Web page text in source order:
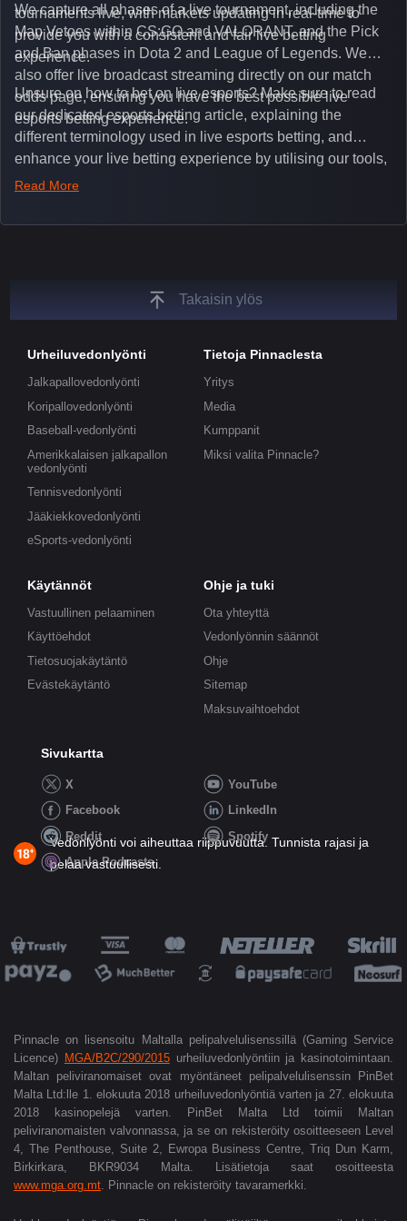
tournaments live, with markets updating in real-time to
provide you with a consistent and fair live betting
experience.
We capture all phases of a live tournament, including the
Map Vetoes within CS:GO and VALORANT, and the Pick
and Ban phases in Dota 2 and League of Legends. We
also offer live broadcast streaming directly on our match
odds page, ensuring you have the best possible live
esports betting experience.
Unsure on how to bet on live esports? Make sure to read
our dedicated esports betting article, explaining the
different terminology used in live esports betting, and
enhance your live betting experience by utilising our tools,
such as integrated live broadcasts, match and round
unique insights on the latest esports events.
Read More
Takaisin ylös
Urheiluvedonlyönti
Jalkapallovedonlyönti
Koripallovedonlyönti
Baseball-vedonlyönti
Amerikkalaisen jalkapallon
vedonlyönti
Tennisvedonlyönti
Jääkiekkovedonlyönti
eSports-vedonlyönti
Tietoja Pinnaclesta
Yritys
Media
Kumppanit
Miksi valita Pinnacle?
Käytännöt
Vastuullinen pelaaminen
Käyttöehdot
Tietosuojakäytäntö
Evästekäytäntö
Ohje ja tuki
Ota yhteyttä
Vedonlyönnin säännöt
Ohje
Sitemap
Maksuvaihtoehdot
Sivukartta
X
YouTube
Facebook
LinkedIn
Reddit
Spotify
Apple Podcasts
Vedonlyönti voi aiheuttaa riippuvuutta. Tunnista rajasi ja
pelaa vastuullisesti.
Pinnacle on lisensoitu Maltalla pelipalvelulisenssillä (Gaming Service
Licence) MGA/B2C/290/2015urheiluvedonlyöntiin ja kasinotoimintaan.
Maltan peliviranomaiset ovat myöntäneet pelipalvelulisenssin PinBet
Malta Ltd:lle 1. elokuuta 2018 urheiluvedonlyöntiä varten ja 27. elokuuta
2018 kasinopelejä varten. PinBet Malta Ltd toimii Maltan
peliviranomaisten valvonnassa, ja se on rekisteröity osoitteeseen Level
4, The Penthouse, Suite 2, Ewropa Business Centre, Triq Dun Karm,
Birkirkara, BKR9034 Malta. Lisätietoja saat osoitteesta
www.mga.org.mt. Pinnacle on rekisteröity tavaramerkki.